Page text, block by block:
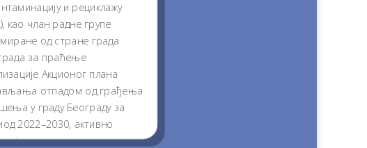
и рециклажу
као члан радне групе
од стране града
за праћење
Акционог плана
отпадом од грађења
у граду Београду за
2022–2030, активно
у процесу...